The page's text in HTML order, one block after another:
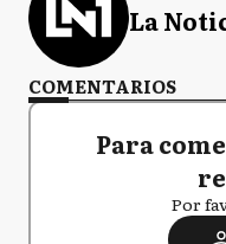
La
COMENTARIOS
Para
Por